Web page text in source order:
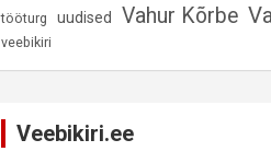
tööturg uudised Vahur Kõrbe
veebikiri
Veebikiri.ee